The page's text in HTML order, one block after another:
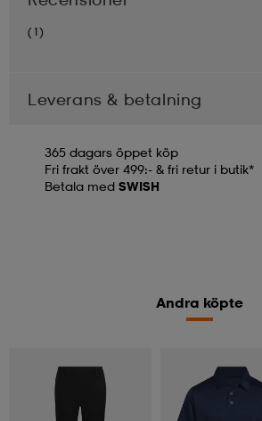
(1)
Leverans & betalning
365 dagars öppet köp
Fri frakt över 499:- & fri retur i butik*
Betala med SWISH
Andra köpte